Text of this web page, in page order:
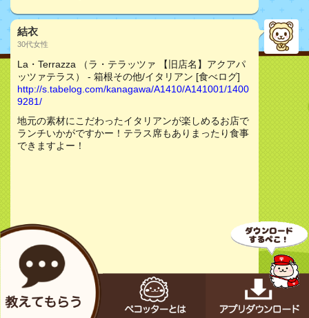
結衣
30代女性
La・Terrazza （ラ・テラッツァ 【旧店名】アクアパ
ッツァテラス） - 箱根その他/イタリアン [食べログ]
http://s.tabelog.com/kanagawa/A1410/A141001/1400
9281/
地元の素材にこだわったイタリアンが楽しめるお店で
ランチいかがですかー！テラス席もありまったり食事
できますよー！
お店をチェック